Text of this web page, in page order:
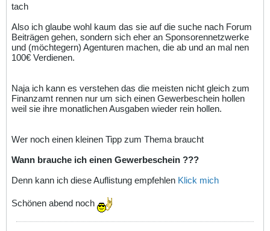
tach
Also ich glaube wohl kaum das sie auf die suche nach Forum
Beiträgen gehen, sondern sich eher an Sponsorennetzwerke
und (möchtegern) Agenturen machen, die ab und an mal nen
100€ Verdienen.
Naja ich kann es verstehen das die meisten nicht gleich zum
Finanzamt rennen nur um sich einen Gewerbeschein hollen
weil sie ihre monatlichen Ausgaben wieder rein hollen.
Wer noch einen kleinen Tipp zum Thema braucht
Wann brauche ich einen Gewerbeschein ???
Denn kann ich diese Auflistung empfehlen Klick mich
Schönen abend noch